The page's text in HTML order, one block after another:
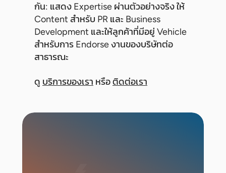
กัน: แสดง Expertise ผ่านตัวอย่างจริง ให้
Content สำหรับ PR และ Business
Development และให้ลูกค้าที่มีอยู่ Vehicle
สำหรับการ Endorse งานของบริษัทต่อ
สาธารณะ
ดู บริการของเรา หรือติดต่อเรา